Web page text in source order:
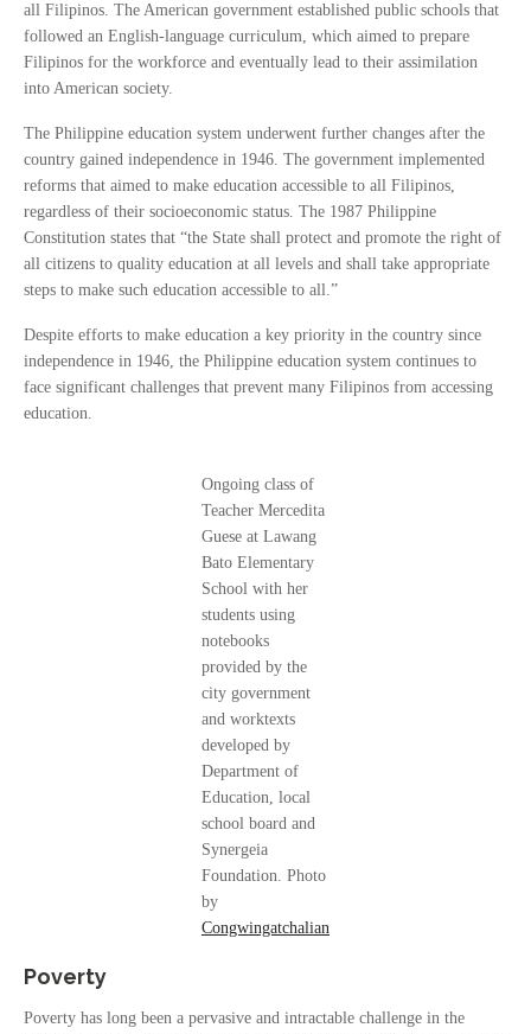
all Filipinos. The American government established public schools that
followed an English-language curriculum, which aimed to prepare
Filipinos for the workforce and eventually lead to their assimilation
into American society.
The Philippine education system underwent further changes after the
country gained independence in 1946. The government implemented
reforms that aimed to make education accessible to all Filipinos,
regardless of their socioeconomic status. The 1987 Philippine
Constitution states that “the State shall protect and promote the right of
all citizens to quality education at all levels and shall take appropriate
steps to make such education accessible to all.”
Despite efforts to make education a key priority in the country since
independence in 1946, the Philippine education system continues to
face significant challenges that prevent many Filipinos from accessing
education.
Ongoing class of
Teacher Mercedita
Guese at Lawang
Bato Elementary
School with her
students using
notebooks
provided by the
city government
and worktexts
developed by
Department of
Education, local
school board and
Synergeia
Foundation. Photo
by
Congwingatchalian
Poverty
Poverty has long been a pervasive and intractable challenge in the